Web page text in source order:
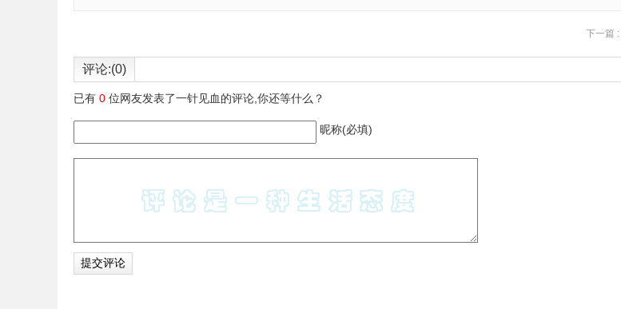
下一篇 :
评论:(0)
已有 0 位网友发表了一针见血的评论,你还等什么？
昵称(必填)